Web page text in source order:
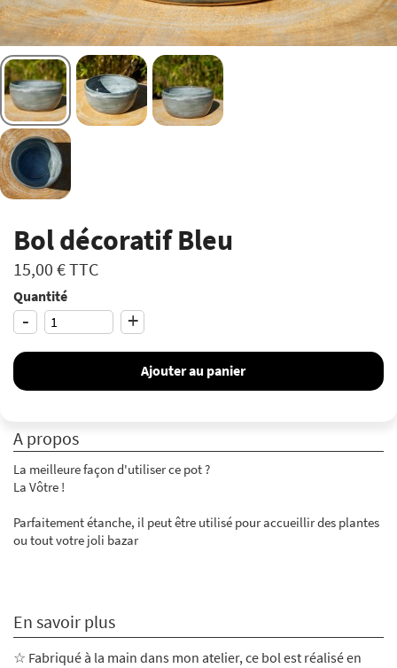
Bol décoratif Bleu
15,00 €TTC
Quantité
- +
Ajouter au panier
A propos
La meilleure façon d'utiliser ce pot ?
La Vôtre !
Parfaitement étanche, il peut être utilisé pour accueillir des plantes
ou tout votre joli bazar
En savoir plus
☆ Fabriqué à la main dans mon atelier, ce bol est réalisé en